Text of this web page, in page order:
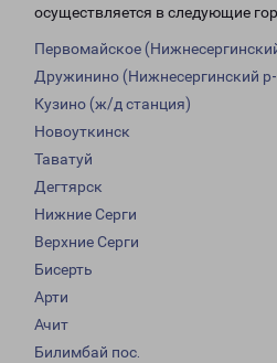
осуществляется в следующие
Первомайское
Дружинино (Нижнесергинский
Кузино (ж/д станция)
Новоуткинск
Таватуй
Дегтярск
Нижние Серги
Верхние Серги
Бисерть
Арти
Ачит
Билимбай пос.